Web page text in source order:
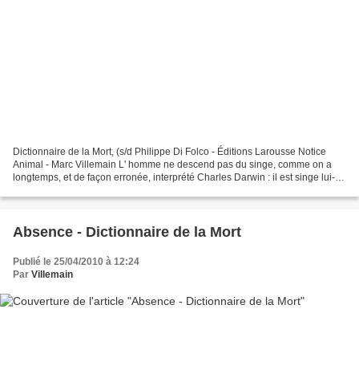
Dictionnaire de la Mort, (s/d Philippe Di Folco - Éditions Larousse Notice
Animal - Marc Villemain L' homme ne descend pas du singe, comme on a
longtemps, et de façon erronée, interprété Charles Darwin : il est singe lui-
Absence - Dictionnaire de la Mort
Publié le 25/04/2010 à 12:24
Par Villemain